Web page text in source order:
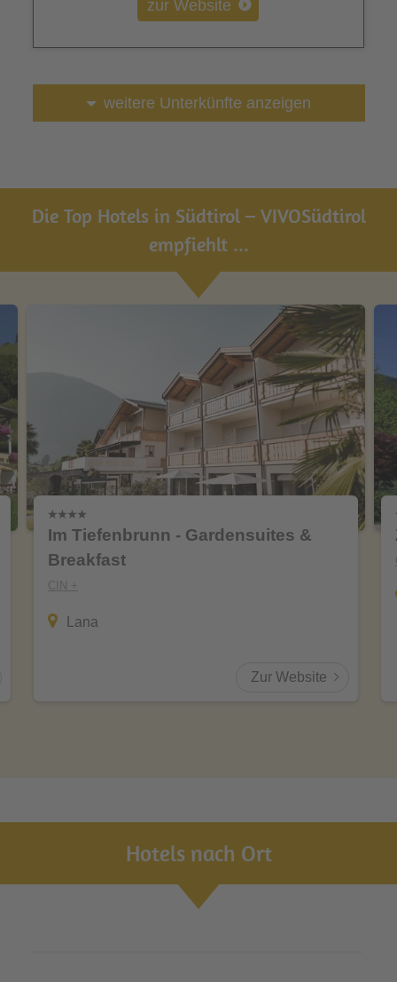
zur Website
weitere Unterkünfte anzeigen
Die Top Hotels in Südtirol – VIVOSüdtirol
empfiehlt ...
Im Tiefenbrunn - Gardensuites &
Breakfast
CIN +
Lana
Zur Website
Hotels nach Ort